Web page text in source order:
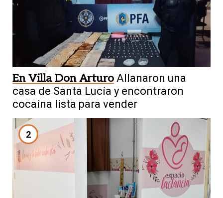
En Villa Don Arturo Allanaron una
casa de Santa Lucía y encontraron
cocaína lista para vender
2